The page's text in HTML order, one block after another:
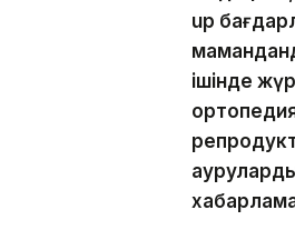
up
ішінде